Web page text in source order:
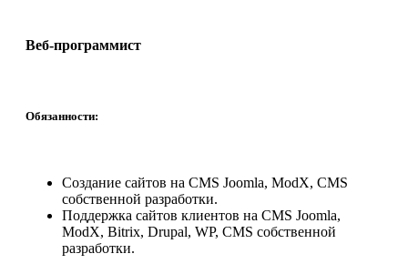
Веб-программист
Обязанности:
Создание сайтов на CMS Joomla, ModX, CMS
собственной разработки.
Поддержка сайтов клиентов на CMS Joomla,
ModX, Bitrix, Drupal, WP, CMS собственной
разработки.